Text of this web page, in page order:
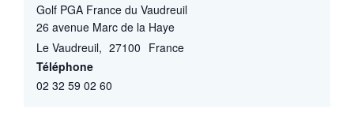
Golf PGA France du Vaudreuil
26 avenue Marc de la Haye
Le Vaudreuil, 27100 France
Téléphone
02 32 59 02 60